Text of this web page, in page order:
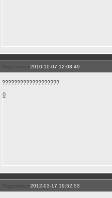
Поделиться2010-10-07 12:08:49
???????????????????
0
Поделиться2012-03-17 19:52:53